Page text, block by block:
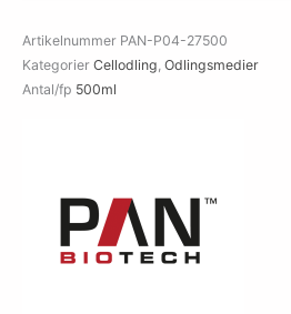
L-
Glutamine,
w/o:
Artikelnummer PAN-P04-27500
Kategorier Cellodling, Odlingsmedier
Antal/fp 500ml